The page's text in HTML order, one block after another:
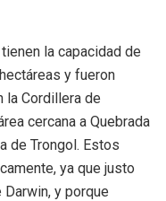
tienen la capacidad de
y fueron
la Cordillera de
cercana a Quebrada
de Trongol. Estos
ya que justo
y porque